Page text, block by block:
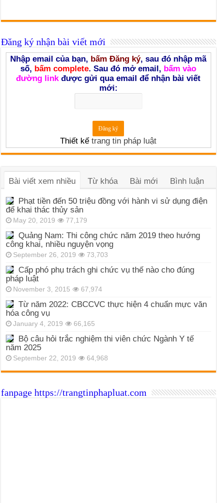
Đăng ký nhận bài viết mới
Nhập email của bạn, bấm Đăng ký, sau đó nhập mã
số, bấm complete. Sau đó mở email, bấm vào
đường linkđược gửi qua email để nhận bài viết
mới:
Thiết kếtrang tin pháp luật
Bài viết xem nhiều Từ khóa Bài mới Bình luận
Phạt tiền đến 50 triệu đồng với hành vi sử dụng điện
để khai thác thủy sản
May 20, 2019 77,179
Quảng Nam: Thi công chức năm 2019 theo hướng
công khai, nhiều nguyện vọng
September 26, 2019 73,703
Cấp phó phụ trách ghi chức vụ thế nào cho đúng
pháp luật
November 3, 2015 67,974
Từ năm 2022: CBCCVC thực hiện 4 chuẩn mực văn
hóa công vụ
January 4, 2019 66,165
Bộ câu hỏi trắc nghiệm thi viên chức Ngành Y tế
năm 2025
September 22, 2019 64,968
fanpage https://trangtinphapluat.com